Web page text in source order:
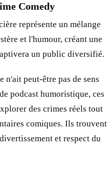
Comedy
représente un mélange
et l'humour, créant une
un public diversifié.
peut-être pas de sens
podcast humoristique, ces
des crimes réels tout
comiques. Ils trouvent
et respect du